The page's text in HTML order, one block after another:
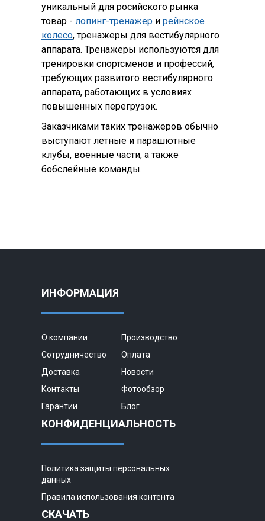
уникальный для росийского рынка
товар - лопинг-тренажер и рейнское
колесо, тренажеры для вестибулярного
аппарата. Тренажеры используются для
тренировки спортсменов и профессий,
требующих развитого вестибулярного
аппарата, работающих в условиях
повышенных перегрузок.
Заказчиками таких тренажеров обычно
выступают летные и парашютные
клубы, военные части, а также
бобслейные команды.
ИНФОРМАЦИЯ
О компании
Производство
Сотрудничество
Оплата
Доставка
Новости
Контакты
Фотообзор
Гарантии
Блог
КОНФИДЕНЦИАЛЬНОСТЬ
Политика защиты персональных
данных
Правила использования контента
СКАЧАТЬ